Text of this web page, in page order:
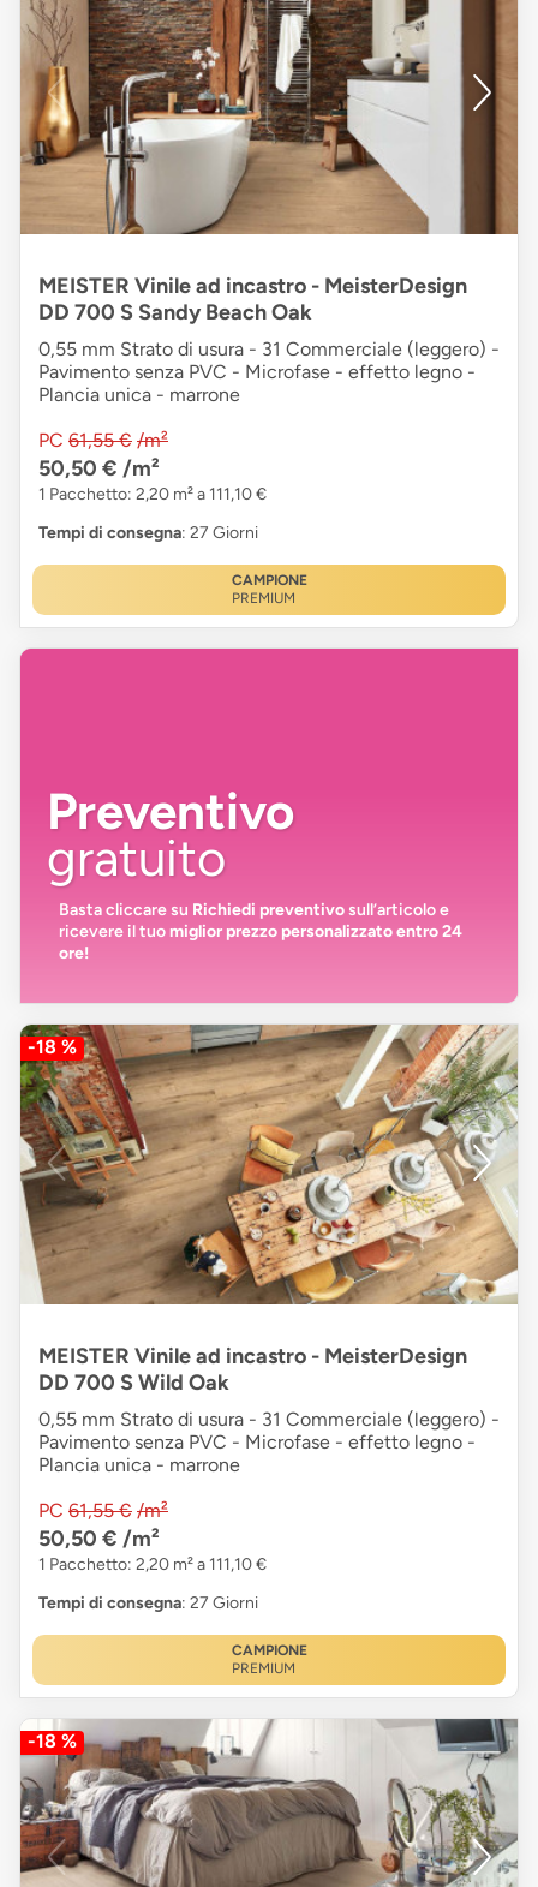
MEISTER Vinile ad incastro - MeisterDesign
DD 700 S Sandy Beach Oak
0,55 mm Strato di usura - 31 Commerciale (leggero) -
Pavimento senza PVC - Microfase - effetto legno -
Plancia unica - marrone
PC 61,55 € /m²
50,50 € /m²
1 Pacchetto: 2,20 m² a 111,10 €
Tempi di consegna: 27 Giorni
CAMPIONE
PREMIUM
Preventivo
gratuito
Basta cliccare su Richiedi preventivosull’articolo e
ricevere il tuomiglior prezzo personalizzato entro 24
ore!
-18 %
MEISTER Vinile ad incastro - MeisterDesign
DD 700 S Wild Oak
0,55 mm Strato di usura - 31 Commerciale (leggero) -
Pavimento senza PVC - Microfase - effetto legno -
Plancia unica - marrone
PC 61,55 € /m²
50,50 € /m²
1 Pacchetto: 2,20 m² a 111,10 €
Tempi di consegna: 27 Giorni
CAMPIONE
PREMIUM
-18 %